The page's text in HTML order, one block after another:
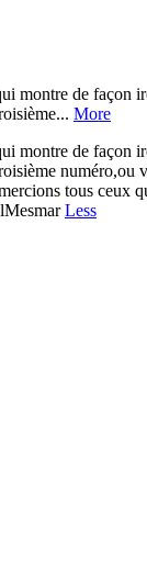
montre de façon
More
montre de façon
numéro,ou
tous ceux
Less